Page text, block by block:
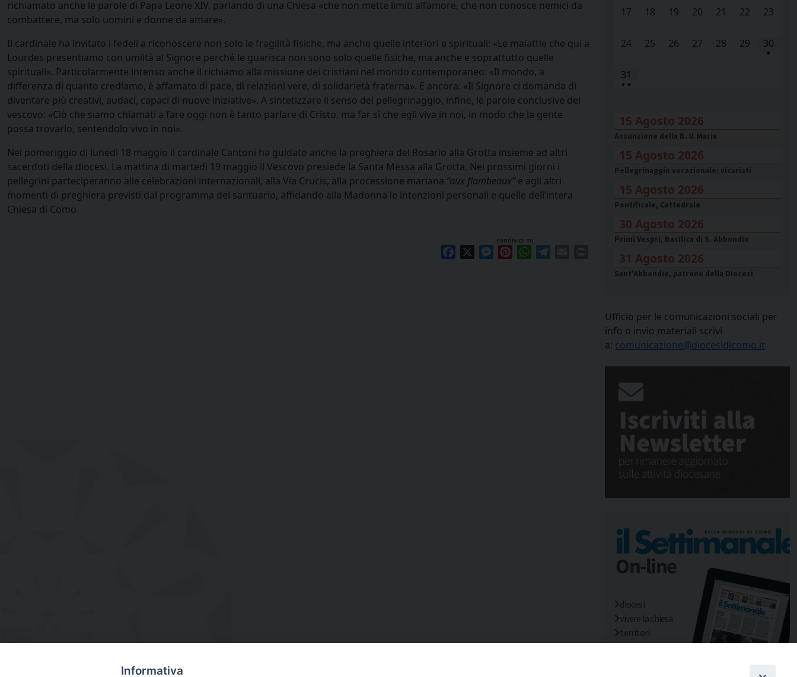
richiamato anche le parole di Papa Leone XIV, parlando di una Chiesa «che non mette limiti all’amore, che non conosce nemici da
combattere, ma solo uomini e donne da amare».
Il cardinale ha invitato i fedeli a riconoscere non solo le fragilità fisiche, ma anche quelle interiori e spirituali: «Le malattie che qui a
Lourdes presentiamo con umiltà al Signore perché le guarisca non sono solo quelle fisiche, ma anche e soprattutto quelle
spirituali». Particolarmente intenso anche il richiamo alla missione dei cristiani nel mondo contemporaneo: «Il mondo, a
differenza di quanto crediamo, è affamato di pace, di relazioni vere, di solidarietà fraterna». E ancora: «Il Signore ci domanda di
diventare più creativi, audaci, capaci di nuove iniziative». A sintetizzare il senso del pellegrinaggio, infine, le parole conclusive del
vescovo: «Ciò che siamo chiamati a fare oggi non è tanto parlare di Cristo, ma far sì che egli viva in noi, in modo che la gente
possa trovarlo, sentendolo vivo in noi».
Nel pomeriggio di lunedì 18 maggio il cardinale Cantoni ha guidato anche la preghiera del Rosario alla Grotta insieme ad altri
sacerdoti della diocesi. La mattina di martedì 19 maggio il Vescovo presiede la Santa Messa alla Grotta. Nei prossimi giorni i
pellegrini parteciperanno alle celebrazioni internazionali, alla Via Crucis, alla processione mariana “aux flambeaux”e agli altri
momenti di preghiera previsti dal programma del santuario, affidando alla Madonna le intenzioni personali e quelle dell’intera
Chiesa di Como.
condividi su
Facebook Messenger
PinterestWhatsApp
17 18 19 20 21 22 23
24 25 26 27 28 29 30
•
31
• •
15 Agosto 2026
Assunzione della B. V. Maria
15 Agosto 2026
Pellegrinaggio vocazionale: vicariati
15 Agosto 2026
Pontificale, Cattedrale
30 Agosto 2026
Primi Vespri, Basilica di S. Abbondio
31 Agosto 2026
Sant'Abbondio, patrono della Diocesi
Ufficio per le comunicazioni sociali per
info o invio materiali scrivi
a: comunicazione@diocesidicomo.it
diocesi
vivere la chiesa
territori
mondo/missioni
Informativa